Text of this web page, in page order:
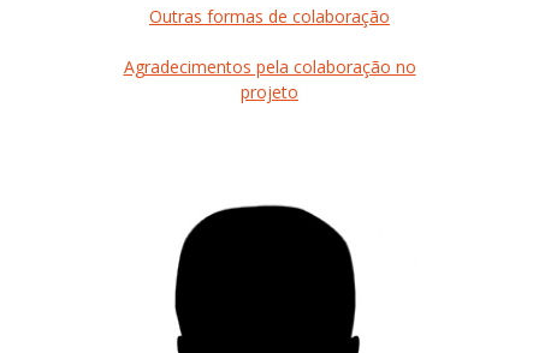
Outras formas de colaboração
Agradecimentos pela colaboração no
projeto